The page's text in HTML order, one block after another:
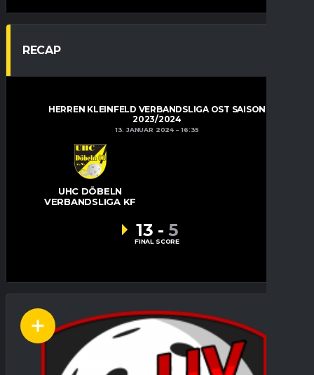
RECAP
HERREN KLEINFELD VERBANDSLIGA OST SAISON
2023/2024
13. JANUAR 2024 16:35
UHC DÖBELN
VERBANDSLIGA KF
13 - 5
FINAL SCORE